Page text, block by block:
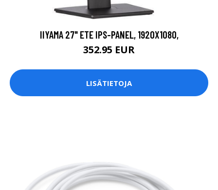
IIYAMA 27" ETE IPS-PANEL, 1920X1080,
352.95 EUR
LISÄTIETOJA